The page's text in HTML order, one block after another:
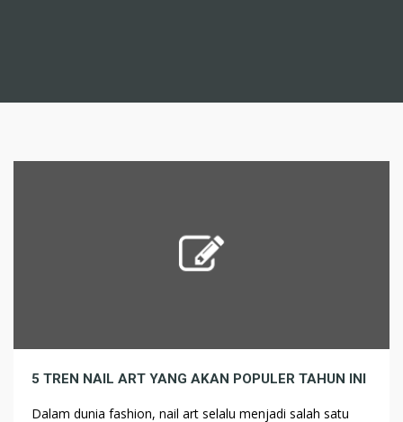
5 TREN NAIL ART YANG AKAN POPULER TAHUN INI
Dalam dunia fashion, nail art selalu menjadi salah satu